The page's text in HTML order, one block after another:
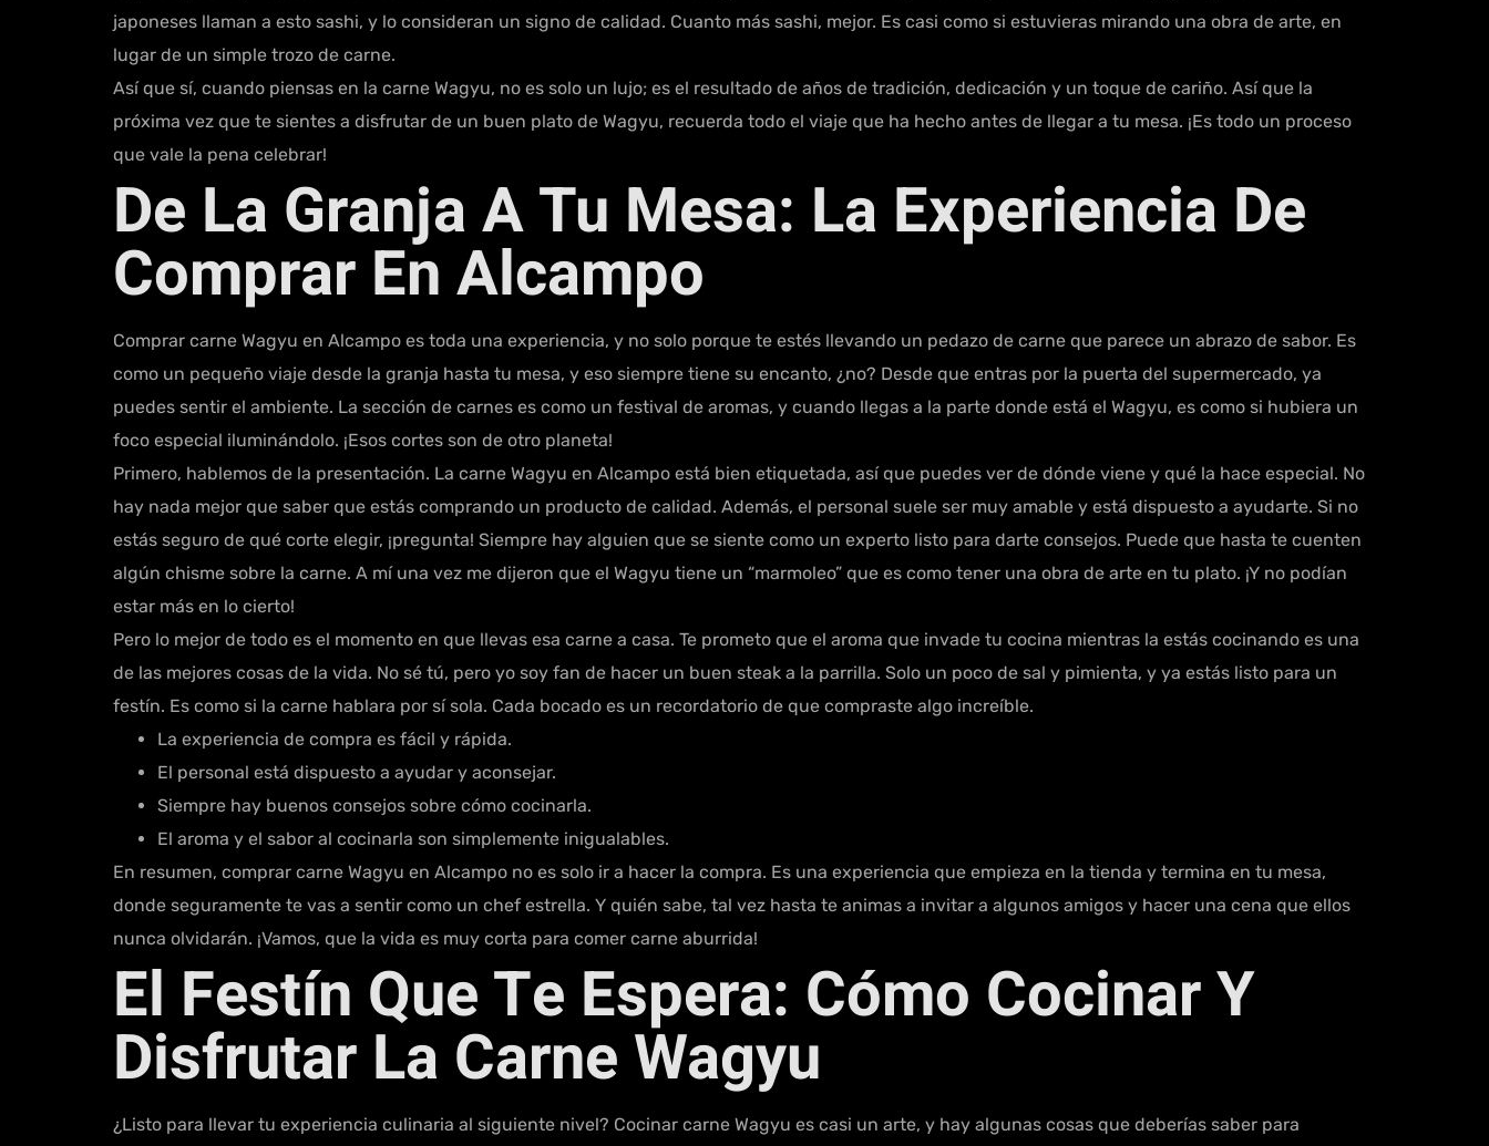
japoneses llaman a esto sashi, y lo consideran un signo de calidad. Cuanto más sashi, mejor. Es casi como si estuvieras mirando una obra de arte, en
lugar de un simple trozo de carne.
Así que sí, cuando piensas en la carne Wagyu, no es solo un lujo; es el resultado de años de tradición, dedicación y un toque de cariño. Así que la
próxima vez que te sientes a disfrutar de un buen plato de Wagyu, recuerda todo el viaje que ha hecho antes de llegar a tu mesa. ¡Es todo un proceso
que vale la pena celebrar!
De La Granja A Tu Mesa: La Experiencia De
Comprar En Alcampo
Comprar carne Wagyu en Alcampo es toda una experiencia, y no solo porque te estés llevando un pedazo de carne que parece un abrazo de sabor. Es
como un pequeño viaje desde la granja hasta tu mesa, y eso siempre tiene su encanto, ¿no? Desde que entras por la puerta del supermercado, ya
puedes sentir el ambiente. La sección de carnes es como un festival de aromas, y cuando llegas a la parte donde está el Wagyu, es como si hubiera un
foco especial iluminándolo. ¡Esos cortes son de otro planeta!
Primero, hablemos de la presentación. La carne Wagyu en Alcampo está bien etiquetada, así que puedes ver de dónde viene y qué la hace especial. No
hay nada mejor que saber que estás comprando un producto de calidad. Además, el personal suele ser muy amable y está dispuesto a ayudarte. Si no
estás seguro de qué corte elegir, ¡pregunta! Siempre hay alguien que se siente como un experto listo para darte consejos. Puede que hasta te cuenten
algún chisme sobre la carne. A mí una vez me dijeron que el Wagyu tiene un “marmoleo” que es como tener una obra de arte en tu plato. ¡Y no podían
estar más en lo cierto!
Pero lo mejor de todo es el momento en que llevas esa carne a casa. Te prometo que el aroma que invade tu cocina mientras la estás cocinando es una
de las mejores cosas de la vida. No sé tú, pero yo soy fan de hacer un buen steak a la parrilla. Solo un poco de sal y pimienta, y ya estás listo para un
festín. Es como si la carne hablara por sí sola. Cada bocado es un recordatorio de que compraste algo increíble.
La experiencia de compra es fácil y rápida.
El personal está dispuesto a ayudar y aconsejar.
Siempre hay buenos consejos sobre cómo cocinarla.
El aroma y el sabor al cocinarla son simplemente inigualables.
En resumen, comprar carne Wagyu en Alcampo no es solo ir a hacer la compra. Es una experiencia que empieza en la tienda y termina en tu mesa,
donde seguramente te vas a sentir como un chef estrella. Y quién sabe, tal vez hasta te animas a invitar a algunos amigos y hacer una cena que ellos
nunca olvidarán. ¡Vamos, que la vida es muy corta para comer carne aburrida!
El Festín Que Te Espera: Cómo Cocinar Y
Disfrutar La Carne Wagyu
¿Listo para llevar tu experiencia culinaria al siguiente nivel? Cocinar carne Wagyu es casi un arte, y hay algunas cosas que deberías saber para